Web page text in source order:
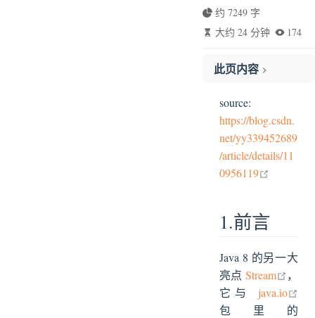
约 7249 字
大约 24 分钟
174
此页内容
1.1 为什么要用 Stream
1.2 什么是聚合操作
2. 正文
2.1 Stream 操作分类
3. 总结
source:
https://blog.csdn.
net/yy339452689
/article/details/11
0956119
1.前言
Java 8 的另一大
亮点 Stream open
，
它与 java.io
包里的